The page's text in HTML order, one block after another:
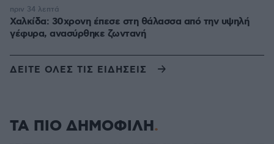
Χαλκίδα: 30χρονη έπεσε στη θάλασσα από την υψηλή
γέφυρα, ανασύρθηκε ζωντανή
πριν 34 λεπτά
ΔΕΙΤΕ ΟΛΕΣ ΤΙΣ ΕΙΔΗΣΕΙΣ
ΤΑ ΠΙΟ ΔΗΜΟΦΙΛΗ